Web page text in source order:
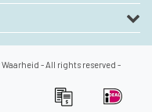
- All rights reserved -